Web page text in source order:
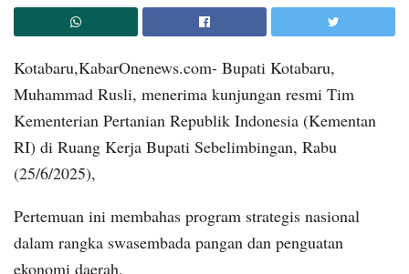
Kotabaru,KabarOnenews.com- Bupati Kotabaru,
Muhammad Rusli, menerima kunjungan resmi Tim
Kementerian Pertanian Republik Indonesia (Kementan
RI) di Ruang Kerja Bupati Sebelimbingan, Rabu
(25/6/2025),
Pertemuan ini membahas program strategis nasional
dalam rangka swasembada pangan dan penguatan
ekonomi daerah.